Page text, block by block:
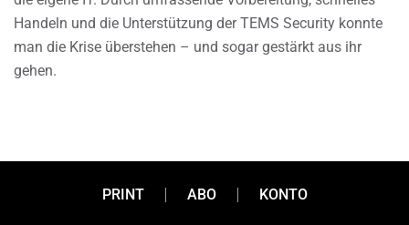
Handeln und die Unterstützung der TEMS Security konnte
man die Krise überstehen – und sogar gestärkt aus ihr
gehen.
PRINT ABO KONTO